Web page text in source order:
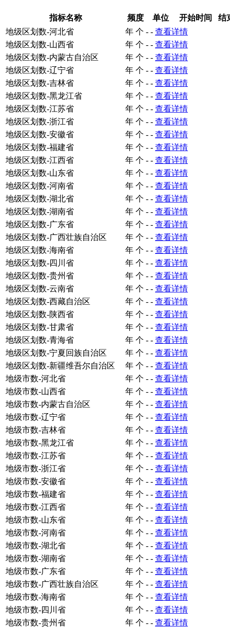
指标名称 频度 单位 开始时间
结
地级区划数-河北省
年 个 - - 查看详情
地级区划数-山西省
年 个 - - 查看详情
地级区划数-内蒙古自治区
年 个 - - 查看详情
地级区划数-辽宁省
年 个 - - 查看详情
地级区划数-吉林省
年 个 - - 查看详情
地级区划数-黑龙江省
年 个 - - 查看详情
地级区划数-江苏省
年 个 - - 查看详情
地级区划数-浙江省
年 个 - - 查看详情
地级区划数-安徽省
年 个 - - 查看详情
地级区划数-福建省
年 个 - - 查看详情
地级区划数-江西省
年 个 - - 查看详情
地级区划数-山东省
年 个 - - 查看详情
地级区划数-河南省
年 个 - - 查看详情
地级区划数-湖北省
年 个 - - 查看详情
地级区划数-湖南省
年 个 - - 查看详情
地级区划数-广东省
年 个 - - 查看详情
地级区划数-广西壮族自治区
年 个 - - 查看详情
地级区划数-海南省
年 个 - - 查看详情
地级区划数-四川省
年 个 - - 查看详情
地级区划数-贵州省
年 个 - - 查看详情
地级区划数-云南省
年 个 - - 查看详情
地级区划数-西藏自治区
年 个 - - 查看详情
地级区划数-陕西省
年 个 - - 查看详情
地级区划数-甘肃省
年 个 - - 查看详情
地级区划数-青海省
年 个 - - 查看详情
地级区划数-宁夏回族自治区
年 个 - - 查看详情
地级区划数-新疆维吾尔自治区
年 个 - - 查看详情
地级市数-河北省
年 个 - - 查看详情
地级市数-山西省
年 个 - - 查看详情
地级市数-内蒙古自治区
年 个 - - 查看详情
地级市数-辽宁省
年 个 - - 查看详情
地级市数-吉林省
年 个 - - 查看详情
地级市数-黑龙江省
年 个 - - 查看详情
地级市数-江苏省
年 个 - - 查看详情
地级市数-浙江省
年 个 - - 查看详情
地级市数-安徽省
年 个 - - 查看详情
地级市数-福建省
年 个 - - 查看详情
地级市数-江西省
年 个 - - 查看详情
地级市数-山东省
年 个 - - 查看详情
地级市数-河南省
年 个 - - 查看详情
地级市数-湖北省
年 个 - - 查看详情
地级市数-湖南省
年 个 - - 查看详情
地级市数-广东省
年 个 - - 查看详情
地级市数-广西壮族自治区
年 个 - - 查看详情
地级市数-海南省
年 个 - - 查看详情
地级市数-四川省
年 个 - - 查看详情
地级市数-贵州省
年 个 - - 查看详情